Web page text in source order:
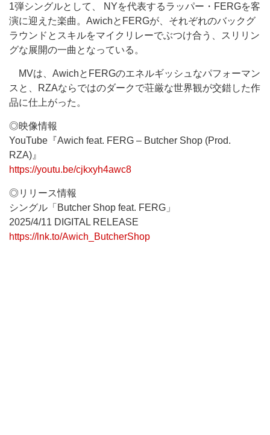
1弾シングルとして、 NYを代表するラッパー・FERGを客
演に迎えた楽曲。AwichとFERGが、それぞれのバックグ
ラウンドとスキルをマイクリレーでぶつけ合う、スリリン
グな展開の一曲となっている。
MVは、AwichとFERGのエネルギッシュなパフォーマン
スと、RZAならではのダークで荘厳な世界観が交錯した作
品に仕上がった。
◎映像情報
YouTube『Awich feat. FERG – Butcher Shop (Prod.
RZA)』
https://youtu.be/cjkxyh4awc8
◎リリース情報
シングル「Butcher Shop feat. FERG」
2025/4/11 DIGITAL RELEASE
https://lnk.to/Awich_ButcherShop